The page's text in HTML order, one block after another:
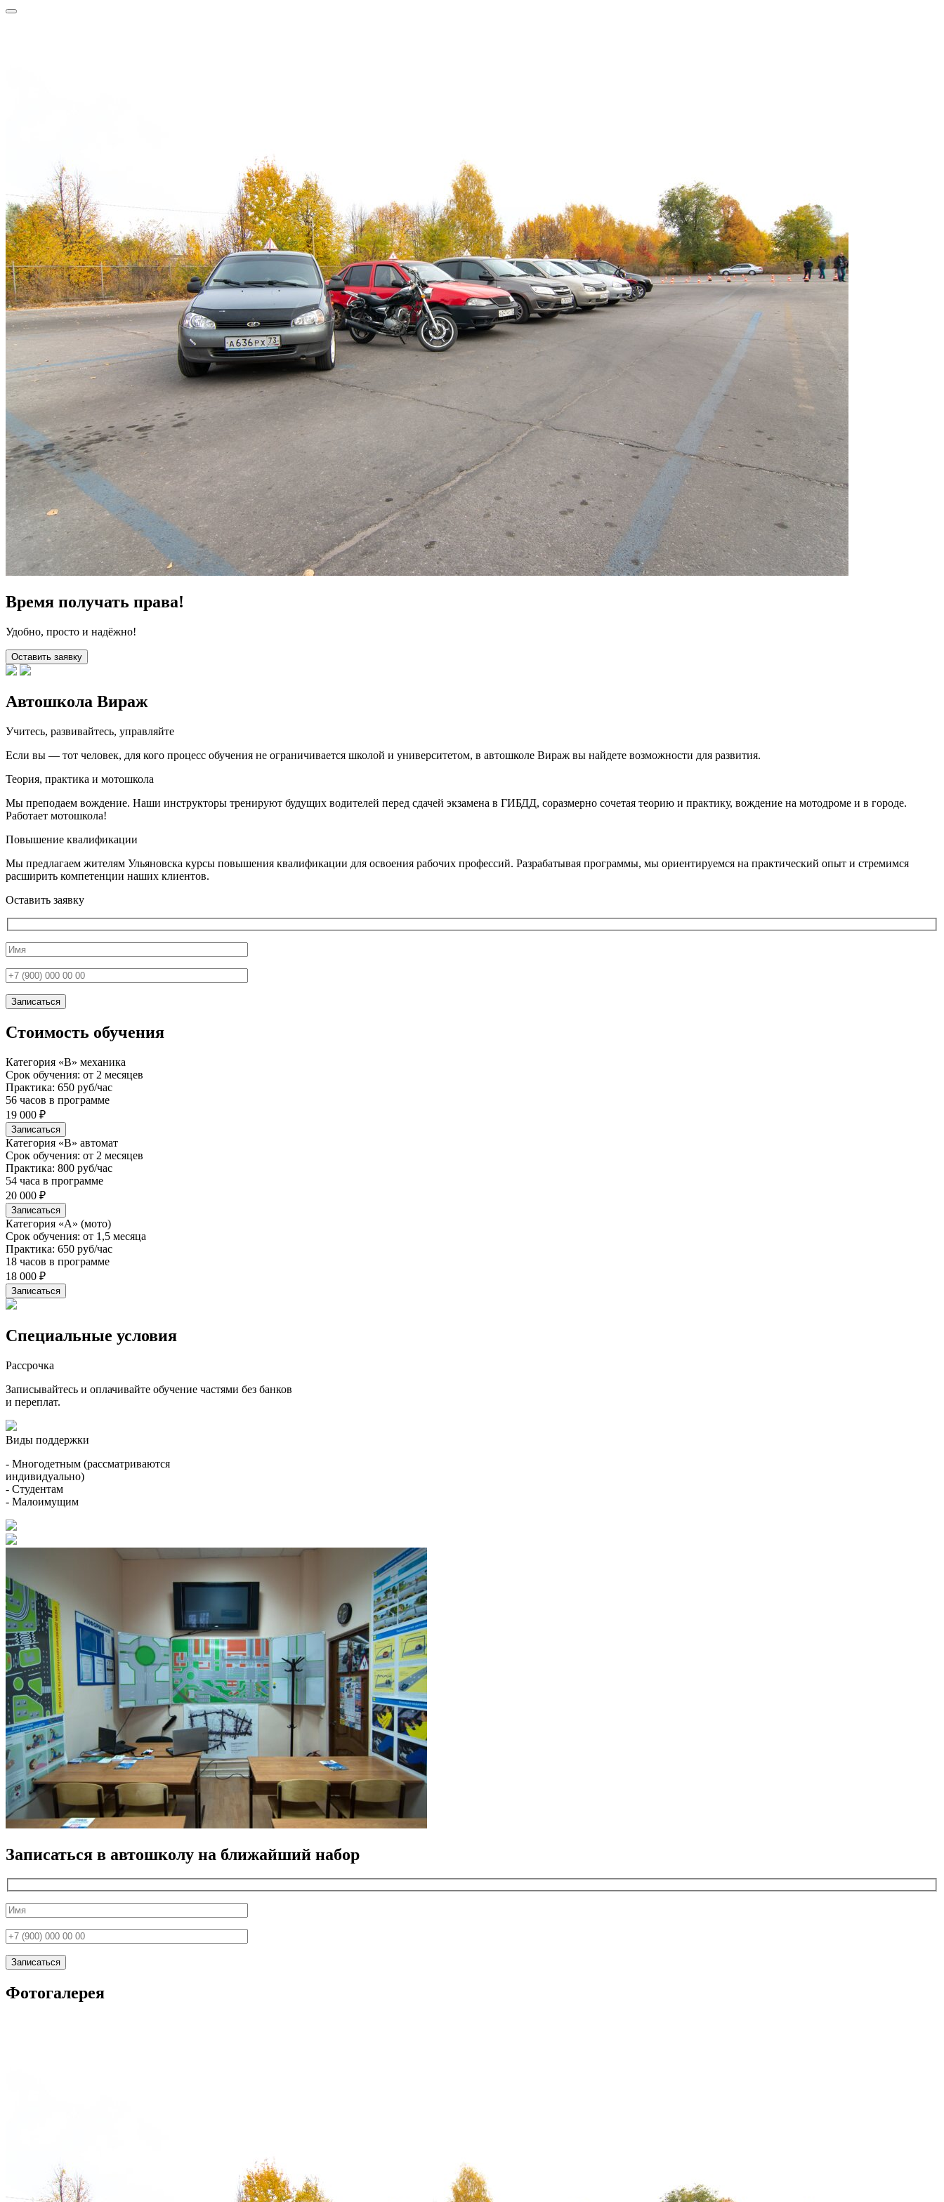
Время получать права!
Удобно, просто и надёжно!
Оставить заявку
Автошкола Вираж
Учитесь, развивайтесь, управляйте
Если вы — тот человек, для кого процесс обучения не ограничивается школой и университетом, в автошколе Вираж вы найдете возможности для развития.
Теория, практика и мотошкола
Мы преподаем вождение. Наши инструкторы тренируют будущих водителей перед сдачей экзамена в ГИБДД, соразмерно сочетая теорию и практику, вождение на мотодроме и в городе.
Работает мотошкола!
Повышение квалификации
Мы предлагаем жителям Ульяновска курсы повышения квалификации для освоения рабочих профессий. Разрабатывая программы, мы ориентируемся на практический опыт и стремимся
расширить компетенции наших клиентов.
Оставить заявку
Стоимость обучения
Категория «В» механика
Срок обучения: от 2 месяцев
Практика: 650 руб/час
56 часов в программе
19 000 ₽
Записаться
Категория «В» автомат
Срок обучения: от 2 месяцев
Практика: 800 руб/час
54 часа в программе
20 000 ₽
Записаться
Категория «А» (мото)
Срок обучения: от 1,5 месяца
Практика: 650 руб/час
18 часов в программе
18 000 ₽
Записаться
Специальные условия
Рассрочка
Записывайтесь и оплачивайте обучение частями без банков
и переплат.
Виды поддержки
- Многодетным (рассматриваются
индивидуально)
- Студентам
- Малоимущим
Записаться в автошколу на ближайший набор
Фотогалерея